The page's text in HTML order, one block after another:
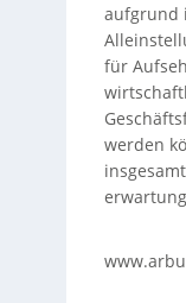
aufgrund
für
werden